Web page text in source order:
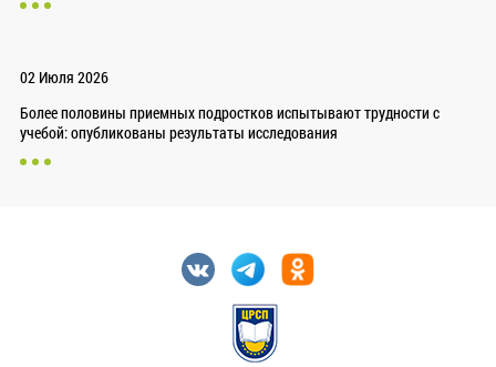
02 Июля 2026
Более половины приемных подростков испытывают трудности с
учебой: опубликованы результаты исследования